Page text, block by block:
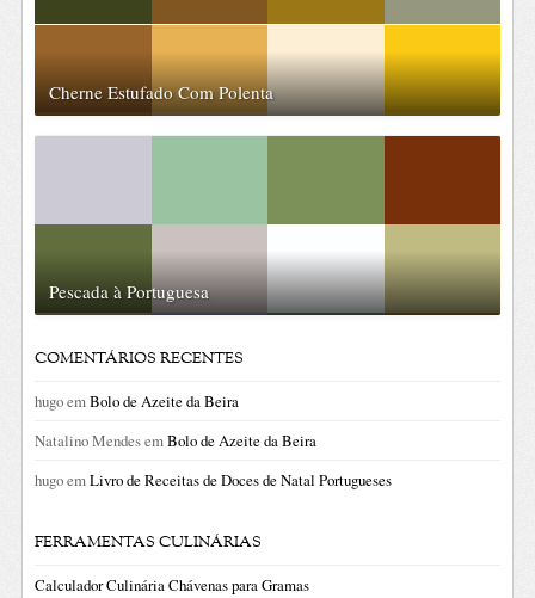
Cherne Estufado Com Polenta
Pescada à Portuguesa
COMENTÁRIOS RECENTES
hugoemBolo de Azeite da Beira
Natalino MendesemBolo de Azeite da Beira
hugoemLivro de Receitas de Doces de Natal Portugueses
FERRAMENTAS CULINÁRIAS
Calculador Culinária Chávenas para Gramas